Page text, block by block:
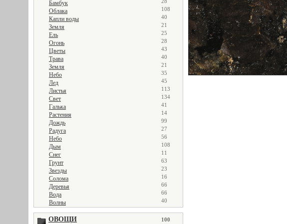
Бамбук
Облака 108
Капли воды 40
Земля 21
Ель 25
Огонь 28
Цветы 43
Трава 40
Земля 21
Небо 35
Лед 45
Листья 113
Свет 134
Галька 41
Растения 14
Дождь 99
Радуга 27
Небо 56
Дым 108
Снег 11
Грунт 63
Звезды 23
Солома 16
Деревья 66
Вода 66
Волны 40
ОВОЩИ 100